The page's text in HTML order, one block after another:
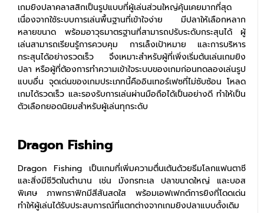
เกมยิงปลาคลาสสิกเป็นรูปแบบที่ผู้เล่นส่วนใหญ่คุ้นเคยมากที่สุด
เนื่องจากใช้ระบบการเล่นพื้นฐานที่เข้าใจง่าย มีปลาให้เลือกหลาก
หลายขนาด พร้อมอาวุธมาตรฐานที่สามารถปรับระดับกระสุนได้ ผู้
เล่นสามารถเรียนรู้การควบคุม การเล็งเป้าหมาย และการบริหาร
กระสุนได้อย่างรวดเร็ว จึงเหมาะสำหรับผู้ที่เพิ่งเริ่มต้นเล่นเกมยิง
ปลา หรือผู้ที่ต้องการทำความเข้าใจระบบของเกมก่อนทดลองเล่นรูป
แบบอื่น จุดเด่นของเกมประเภทนี้คืออินเทอร์เฟซที่ไม่ซับซ้อน โหลด
เกมได้รวดเร็ว และรองรับการเล่นผ่านมือถือได้เป็นอย่างดี ทำให้เป็น
ตัวเลือกยอดนิยมสำหรับผู้เล่นทุกระดับ
Dragon Fishing
Dragon Fishing เป็นเกมที่เพิ่มความตื่นเต้นด้วยธีมโลกแฟนตาซี
และสิ่งมีชีวิตในตำนาน เช่น มังกรทะเล ปลาขนาดใหญ่ และบอส
พิเศษ ภาพกราฟิกมีสีสันสดใส พร้อมเอฟเฟกต์การยิงที่โดดเด่น
ทำให้ผู้เล่นได้รับประสบการณ์ที่แตกต่างจากเกมยิงปลาแบบดั้งเดิม